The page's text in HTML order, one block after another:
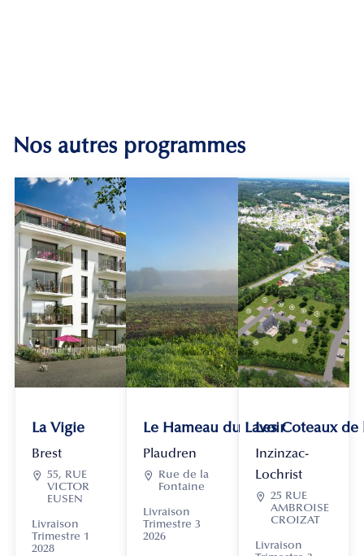
Nos autres programmes
La Vigie
Brest
 55, RUE
VICTOR
EUSEN
Livraison
Trimestre 1
2028
Le Hameau du Lavoir
Plaudren

Rue de la
Fontaine
Livraison
Trimestre 3
2026
Les Coteaux
Inzinzac-
Lochrist
 25 RUE
AMBROISE
CROIZAT
Livraison